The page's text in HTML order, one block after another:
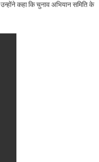
कहा कि चुनाव अभियान समिति के